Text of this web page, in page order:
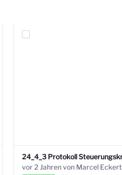
vor 2 Jahren von Marcel Eckert